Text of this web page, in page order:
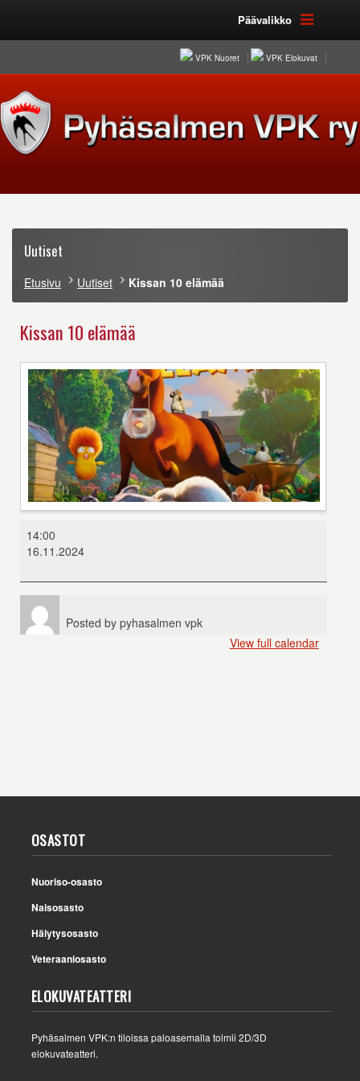
Päävalikko
VPK Nuoret VPK Elokuvat
Uutiset
Etusivu Uutiset Kissan 10 elämää
Kissan 10 elämää
10
elämää
14:00
16.11.2024
Posted by pyhasalmen vpk
View full calendar
OSASTOT
Nuoriso-osasto
Naisosasto
Hälytysosasto
Veteraaniosasto
ELOKUVATEATTERI
Pyhäsalmen VPK:n tiloissa paloasemalla toimii 2D/3D
elokuvateatteri.